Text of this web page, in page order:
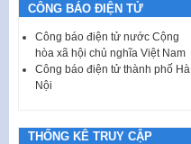
CÔNG BÁO ĐIỆN TỬ
Công báo điện tử nước Cộng
hòa xã hội chủ nghĩa Việt Nam
Công báo điện tử thành phố Hà
Nội
THỐNG KÊ TRUY CẬP